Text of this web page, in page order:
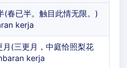
(春已半。触目此情无限。)
kerja
月(三更月，中庭恰照梨花
kerja